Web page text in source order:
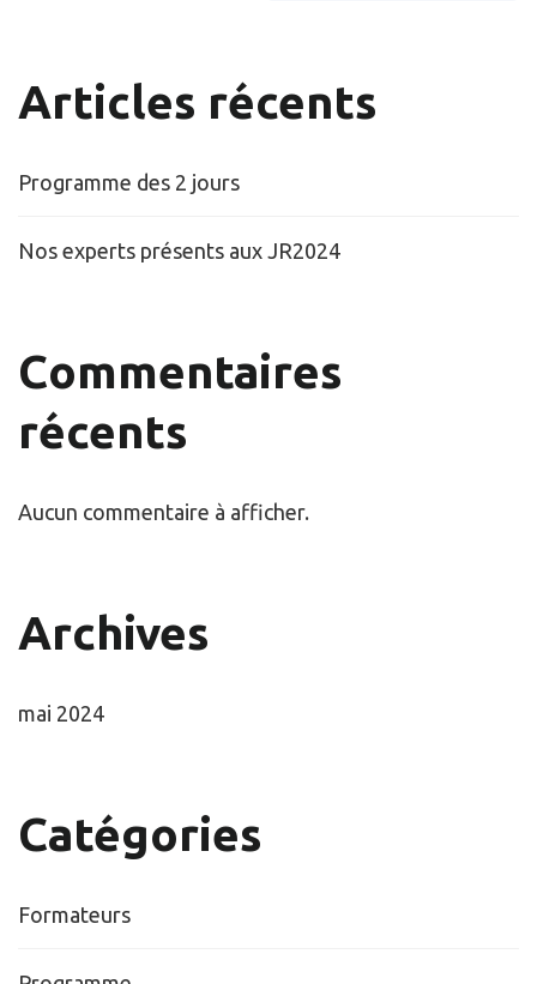
Articles récents
Programme des 2 jours
Nos experts présents aux JR2024
Commentaires
récents
Aucun commentaire à afficher.
Archives
mai 2024
Catégories
Formateurs